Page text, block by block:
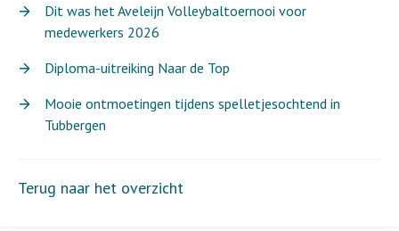
Dit was het Aveleijn Volleybaltoernooi voor
medewerkers 2026
Diploma-uitreiking Naar de Top
Mooie ontmoetingen tijdens spelletjesochtend in
Tubbergen
Terug naar het overzicht